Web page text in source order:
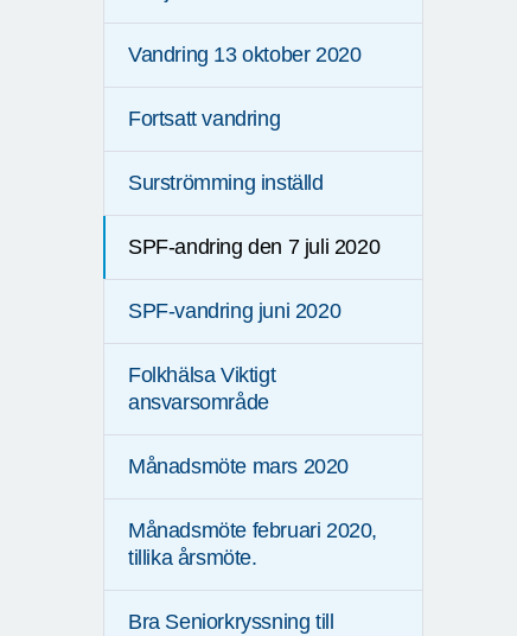
Vandring 13 oktober 2020
Fortsatt vandring
Surströmming inställd
SPF-andring den 7 juli 2020
SPF-vandring juni 2020
Folkhälsa Viktigt
ansvarsområde
Månadsmöte mars 2020
Månadsmöte februari 2020,
tillika årsmöte.
Bra Seniorkryssning till